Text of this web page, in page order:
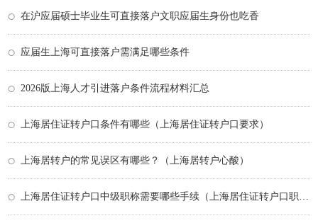
在沪应届硕士毕业生可直接落户文职应届生身份也吃香
应届生上海可直接落户需满足哪些条件
2026版上海人才引进落户条件流程材料汇总
上海居住证转户口条件有哪些（上海居住证转户口要求）
上海居转户的常见误区有哪些？（上海居转户心酸）